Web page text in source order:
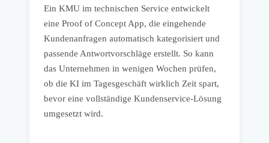
Ein KMU im technischen Service entwickelt
eine Proof of Concept App, die eingehende
Kundenanfragen automatisch kategorisiert und
passende Antwortvorschläge erstellt. So kann
das Unternehmen in wenigen Wochen prüfen,
ob die KI im Tagesgeschäft wirklich Zeit spart,
bevor eine vollständige Kundenservice-Lösung
umgesetzt wird.